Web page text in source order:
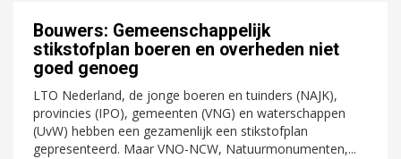
Bouwers: Gemeenschappelijk
stikstofplan boeren en overheden niet
goed genoeg
LTO Nederland, de jonge boeren en tuinders (NAJK),
provincies (IPO), gemeenten (VNG) en waterschappen
(UvW) hebben een gezamenlijk een stikstofplan
gepresenteerd. Maar VNO-NCW, Natuurmonumenten,...